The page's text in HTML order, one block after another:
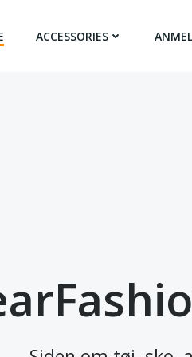
ACCESSORIES